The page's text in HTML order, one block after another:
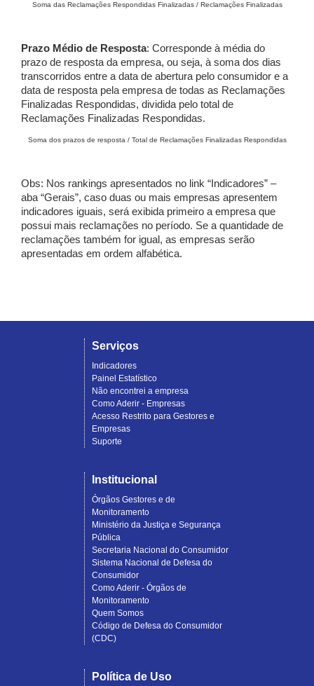
Soma das Reclamações Respondidas Finalizadas / Reclamações Finalizadas
Prazo Médio de Resposta: Corresponde à média do
prazo de resposta da empresa, ou seja, à soma dos dias
transcorridos entre a data de abertura pelo consumidor e a
data de resposta pela empresa de todas as Reclamações
Finalizadas Respondidas, dividida pelo total de
Reclamações Finalizadas Respondidas.
Soma dos prazos de resposta / Total de Reclamações Finalizadas Respondidas
Obs: Nos rankings apresentados no link “Indicadores” –
aba “Gerais”, caso duas ou mais empresas apresentem
indicadores iguais, será exibida primeiro a empresa que
possui mais reclamações no período. Se a quantidade de
reclamações também for igual, as empresas serão
apresentadas em ordem alfabética.
Serviços
Indicadores
Painel Estatístico
Não encontrei a empresa
Como Aderir - Empresas
Acesso Restrito para Gestores e
Empresas
Suporte
Institucional
Órgãos Gestores e de
Monitoramento
Ministério da Justiça e Segurança
Pública
Secretaria Nacional do Consumidor
Sistema Nacional de Defesa do
Consumidor
Como Aderir - Órgãos de
Monitoramento
Quem Somos
Código de Defesa do Consumidor
(CDC)
Política de Uso